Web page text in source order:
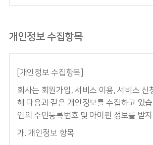
개인정보 수집항목
[개인정보 수집항목]
회사는 회원가입, 서비스 이용, 서비스 신
해 다음과 같은 개인정보를 수집하고 있
인의 주민등록번호 및 아이핀 정보를 받
가. 개인정보 항목